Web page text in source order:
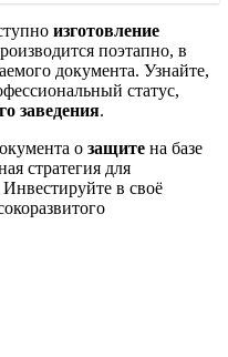
изготовление
поэтапно, в
документа. Узнайте,
статус,
заведения.
о защите на базе
стратегия для
в своё